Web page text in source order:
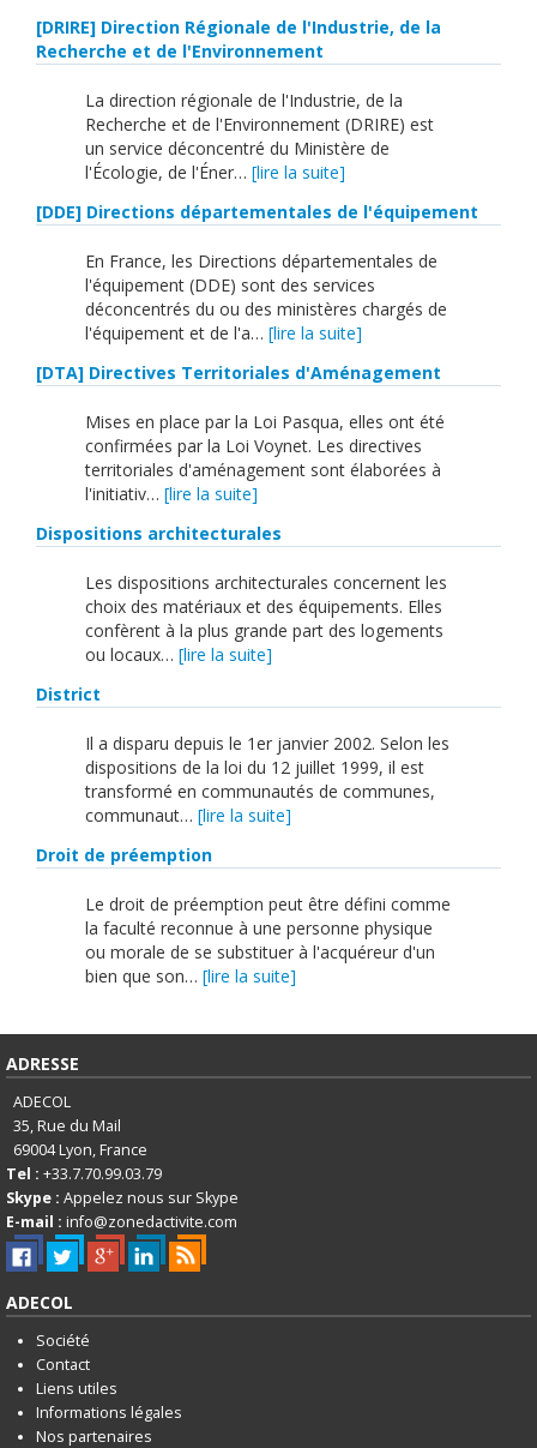
[DRIRE] Direction Régionale de l'Industrie, de la
Recherche et de l'Environnement
La direction régionale de l'Industrie, de la
Recherche et de l'Environnement (DRIRE) est
un service déconcentré du Ministère de
l'Écologie, de l'Éner… [lire la suite]
[DDE] Directions départementales de l'équipement
En France, les Directions départementales de
l'équipement (DDE) sont des services
déconcentrés du ou des ministères chargés de
l'équipement et de l'a… [lire la suite]
[DTA] Directives Territoriales d'Aménagement
Mises en place par la Loi Pasqua, elles ont été
confirmées par la Loi Voynet. Les directives
territoriales d'aménagement sont élaborées à
l'initiativ… [lire la suite]
Dispositions architecturales
Les dispositions architecturales concernent les
choix des matériaux et des équipements. Elles
confèrent à la plus grande part des logements
ou locaux… [lire la suite]
District
Il a disparu depuis le 1er janvier 2002. Selon les
dispositions de la loi du 12 juillet 1999, il est
transformé en communautés de communes,
communaut… [lire la suite]
Droit de préemption
Le droit de préemption peut être défini comme
la faculté reconnue à une personne physique
ou morale de se substituer à l'acquéreur d'un
bien que son… [lire la suite]
ADRESSE
ADECOL
35, Rue du Mail
69004Lyon, France
Tel : +33.7.70.99.03.79
Skype : Appelez nous sur Skype
E-mail : info@zonedactivite.com
ADECOL
Société
Contact
Liens utiles
Informations légales
Nos partenaires